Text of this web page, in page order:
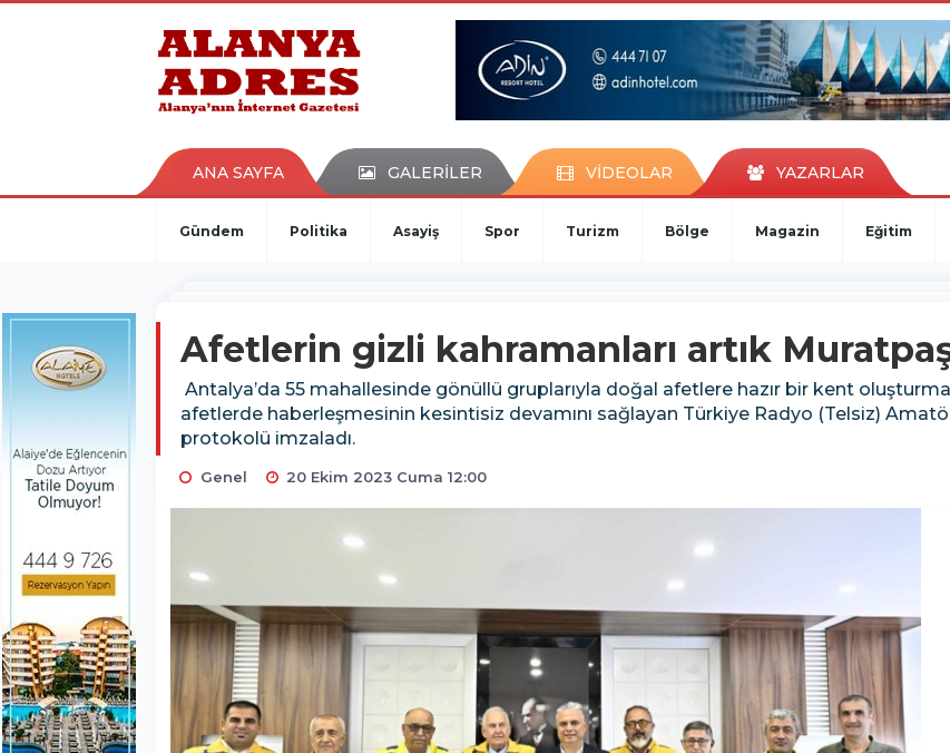
kaçak bahis
porno izle
ANA SAYFA GALERİLER VİDEOLAR YAZARLAR
Gündem Politika Asayiş Spor Turizm Bölge Magazin Eğitim
Afetlerin gizli kahramanları artık
Antalya’da 55 mahallesinde gönüllü gruplarıyla doğal afetlere hazır bir kent
afetlerde haberleşmesinin kesintisiz devamını sağlayan Türkiye Radyo (Telsiz)
protokolü imzaladı.
Genel 20 Ekim 2023 Cuma 12:00